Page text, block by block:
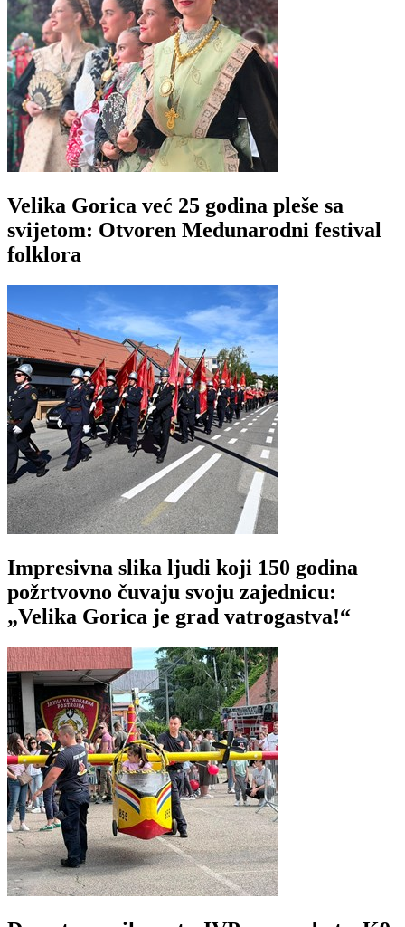
Velika Gorica već 25 godina pleše sa
svijetom: Otvoren Međunarodni festival
folklora
Impresivna slika ljudi koji 150 godina
požrtvovno čuvaju svoju zajednicu:
„Velika Gorica je grad vatrogastva!“